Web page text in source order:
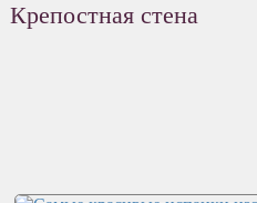
Крепостная стена